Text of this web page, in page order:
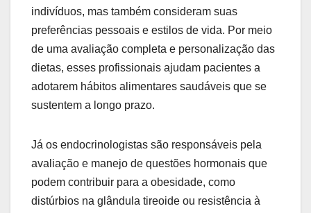
indivíduos, mas também consideram suas
preferências pessoais e estilos de vida. Por meio
de uma avaliação completa e personalização das
dietas, esses profissionais ajudam pacientes a
adotarem hábitos alimentares saudáveis que se
sustentem a longo prazo.
Já os endocrinologistas são responsáveis pela
avaliação e manejo de questões hormonais que
podem contribuir para a obesidade, como
distúrbios na glândula tireoide ou resistência à